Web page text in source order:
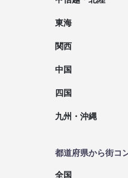
東海
関西
中国
四国
九州・沖縄
都道府県から街コ
全国